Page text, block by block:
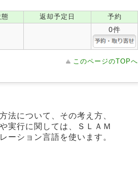
態 返却予定日 予約
0件
このページのTOPへ
法について、その考え方、
実行に関しては、ＳＬＡＭ
ーション言語を使います。